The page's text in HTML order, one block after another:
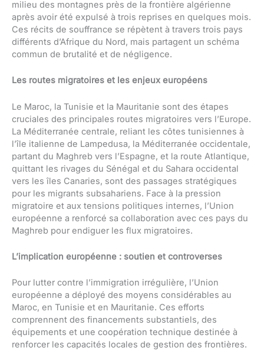
milieu des montagnes près de la frontière algérienne
après avoir été expulsé à trois reprises en quelques mois.
Ces récits de souffrance se répètent à travers trois pays
différents d’Afrique du Nord, mais partagent un schéma
commun de brutalité et de négligence.
Les routes migratoires et les enjeux européens
Le Maroc, la Tunisie et la Mauritanie sont des étapes
cruciales des principales routes migratoires vers l’Europe.
La Méditerranée centrale, reliant les côtes tunisiennes à
l’île italienne de Lampedusa, la Méditerranée occidentale,
partant du Maghreb vers l’Espagne, et la route Atlantique,
quittant les rivages du Sénégal et du Sahara occidental
vers les îles Canaries, sont des passages stratégiques
pour les migrants subsahariens. Face à la pression
migratoire et aux tensions politiques internes, l’Union
européenne a renforcé sa collaboration avec ces pays du
Maghreb pour endiguer les flux migratoires.
L’implication européenne : soutien et controverses
Pour lutter contre l’immigration irrégulière, l’Union
européenne a déployé des moyens considérables au
Maroc, en Tunisie et en Mauritanie. Ces efforts
comprennent des financements substantiels, des
équipements et une coopération technique destinée à
renforcer les capacités locales de gestion des frontières.